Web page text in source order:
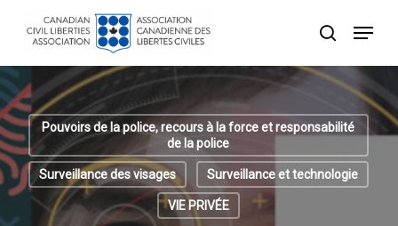
content
recherche
Menu
Pouvoirs de la police, recours à la force et responsabilité
de la police
Surveillance des visages Surveillance et technologie
VIE PRIVÉE
Menu